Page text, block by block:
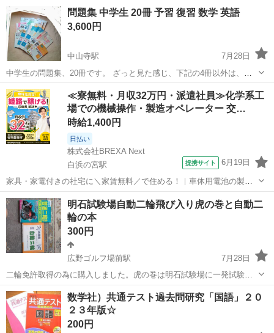
尼崎市 塚口駅 参考書
問題集 中学生 20冊 予習 復習 数学 英語
3,600円
中山寺駅
7月28日
中学生の問題集、20冊です。 ざっと見た感じ、下記の4冊以外は、書
き込みはなさそうです。 見落としていましたら、申し訳ありません。
書き込みあり。（いずれも数カ所） 最高水準問題集 理科 中1
中学実力練...
兵庫 宝塚市 中山寺駅 参考書 問題集
≪寮無料・月収32万円・派遣社員≫化学系工
場での機械操作・製造オペレーター 交…
時給1,400円
日払い
株式会社BREXA Next
白浜の宮駅
提携サイト 6月19日
家具・家電付きの社宅に＼家賃無料／で住める！｜車体用電池の製造
｜未経験から月収例32万円♪｜さらに【年間休日130日】！ 人気の工場
のお仕事 ◇車体用電池の製造◇ 機械の操作、部品のセッティング、検
査、清掃業務など。 ...
兵庫 姫路市 白浜の宮駅 その他
明石試験場自動二輪飛び入り虎の巻と自動二
輪の本
300円
広野ゴルフ場前駅
7月28日
二輪免許取得の為に購入しました。虎の巻は明石試験場に一発試験の
為の虎の巻です。参考にはなりますがやはり練習は必要です。この本
は2つセットにてお願いします。 ほとんど傷等はなく綺麗な方だと思
います。 今からバイクの免許を取られ...
兵庫 三木市 広野ゴルフ場前駅 参考書
数学社）共通テスト過去問研究「国語」２０
２３年版☆
200円